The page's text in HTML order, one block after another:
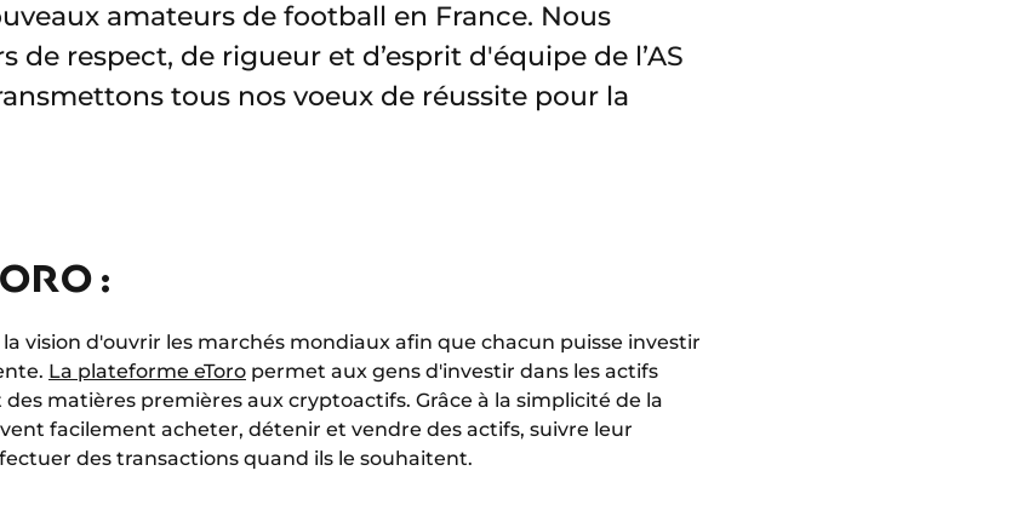
amateurs de football en France. Nous
de respect, de rigueur et d’esprit d'équipe de l’AS
tous nos voeux de réussite pour la
:
vision d'ouvrir les marchés mondiaux afin que chacun puisse investir
La plateforme eToro permet aux gens d'investir dans les actifs
matières premières aux cryptoactifs. Grâce à la simplicité de la
facilement acheter, détenir et vendre des actifs, suivre leur
des transactions quand ils le souhaitent.